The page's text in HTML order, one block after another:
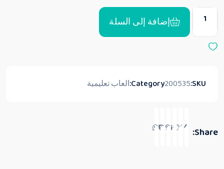
ن
إضافة إلى السلة
SKU:
200535
Category: العاب تعليمية
Share: